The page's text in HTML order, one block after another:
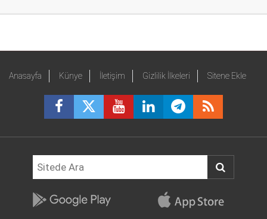
Anasayfa Künye İletişim Gizlilik İlkeleri Sitene Ekle